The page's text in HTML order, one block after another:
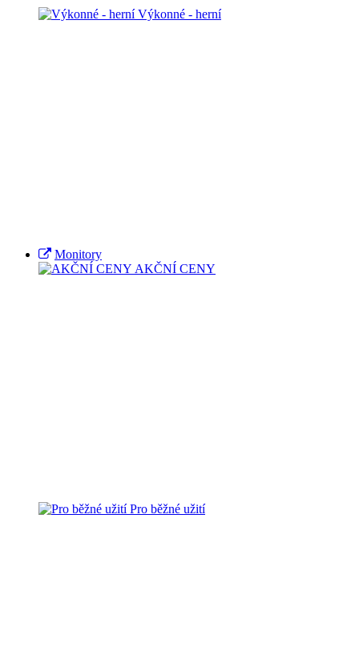
Výkonné - herní
Monitory
AKČNÍ CENY
Pro běžné užití